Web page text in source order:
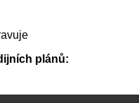
plánů: